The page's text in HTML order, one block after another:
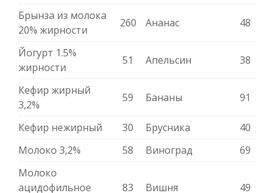
Брынза из молока
20% жирности
260 Ананас 48
Йогурт 1.5%
жирности
51 Апельсин 38
Кефир жирный
3,2%
59 Бананы 91
Кефир нежирный 30 Брусника
40
Молоко 3,2%
58 Виноград
69
Молоко
ацидофильное
83 Вишня 49